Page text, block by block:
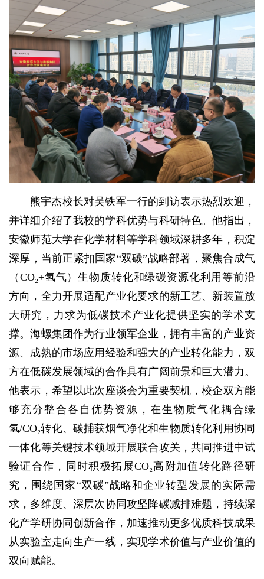
熊宇杰校长对吴铁军一行的到访表示热烈欢迎，
并详细介绍了我校的学科优势与科研特色。他指出，
安徽师范大学在化学材料等学科领域深耕多年，积淀
深厚，当前正紧扣国家“双碳”战略部署，聚焦合成气
（CO₂+氢气）生物质转化和绿碳资源化利用等前沿
方向，全力开展适配产业化要求的新工艺、新装置放
大研究，力求为低碳技术产业化提供坚实的学术支
撑。海螺集团作为行业领军企业，拥有丰富的产业资
源、成熟的市场应用经验和强大的产业转化能力，双
方在低碳发展领域的合作具有广阔前景和巨大潜力。
他表示，希望以此次座谈会为重要契机，校企双方能
够充分整合各自优势资源，在生物质气化耦合绿
氢/CO₂转化、碳捕获烟气净化和生物质转化利用协同
一体化等关键技术领域开展联合攻关，共同推进中试
验证合作，同时积极拓展CO₂高附加值转化路径研
究，围绕国家“双碳”战略和企业转型发展的实际需
求，多维度、深层次协同攻坚降碳减排难题，持续深
化产学研协同创新合作，加速推动更多优质科技成果
从实验室走向生产一线，实现学术价值与产业价值的
双向赋能。